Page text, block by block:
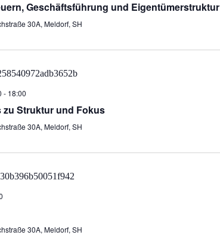
Geschäftsführung und Eigentümerstruktur
30A, Meldorf, SH
- 18:00
zu Struktur und Fokus
30A, Meldorf, SH
30A, Meldorf, SH